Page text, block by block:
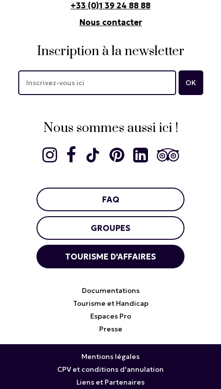
+33 (0)1 39 24 88 88
Nous contacter
Inscription à la newsletter
Nous sommes aussi ici !
FAQ
GROUPES
TOURISME D'AFFAIRES
Documentations
Tourisme et Handicap
Espaces Pro
Presse
Mentions légales
CPV et conditions d'annulation
Liens et Partenaires